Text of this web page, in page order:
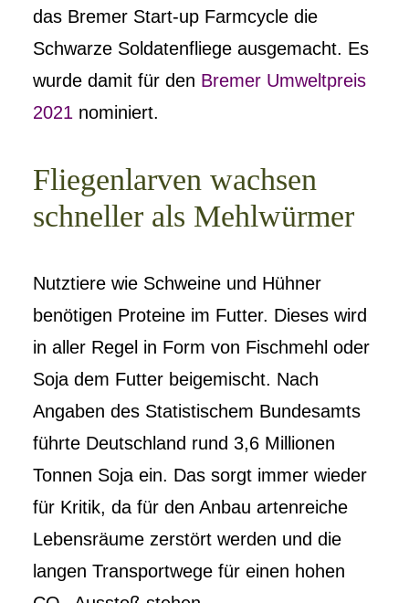
das Bremer Start-up Farmcycle die
Schwarze Soldatenfliege ausgemacht. Es
wurde damit für den Bremer Umweltpreis
2021 nominiert.
Fliegenlarven wachsen
schneller als Mehlwürmer
Nutztiere wie Schweine und Hühner
benötigen Proteine im Futter. Dieses wird
in aller Regel in Form von Fischmehl oder
Soja dem Futter beigemischt. Nach
Angaben des Statistischem Bundesamts
führte Deutschland rund 3,6 Millionen
Tonnen Soja ein. Das sorgt immer wieder
für Kritik, da für den Anbau artenreiche
Lebensräume zerstört werden und die
langen Transportwege für einen hohen